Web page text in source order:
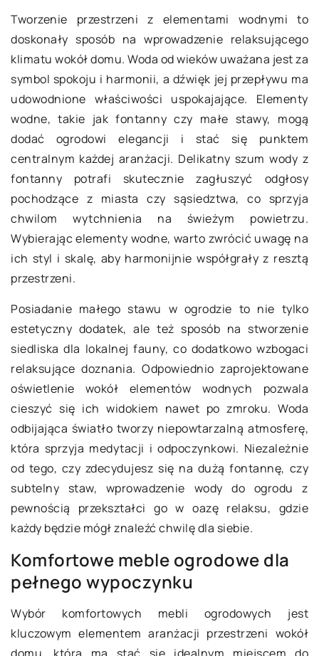
Tworzenie przestrzeni z elementami wodnymi to
doskonały sposób na wprowadzenie relaksującego
klimatu wokół domu. Woda od wieków uważana jest za
symbol spokoju i harmonii, a dźwięk jej przepływu ma
udowodnione właściwości uspokajające. Elementy
wodne, takie jak fontanny czy małe stawy, mogą
dodać ogrodowi elegancji i stać się punktem
centralnym każdej aranżacji. Delikatny szum wody z
fontanny potrafi skutecznie zagłuszyć odgłosy
pochodzące z miasta czy sąsiedztwa, co sprzyja
chwilom wytchnienia na świeżym powietrzu.
Wybierając elementy wodne, warto zwrócić uwagę na
ich styl i skalę, aby harmonijnie współgrały z resztą
przestrzeni.
Posiadanie małego stawu w ogrodzie to nie tylko
estetyczny dodatek, ale też sposób na stworzenie
siedliska dla lokalnej fauny, co dodatkowo wzbogaci
relaksujące doznania. Odpowiednio zaprojektowane
oświetlenie wokół elementów wodnych pozwala
cieszyć się ich widokiem nawet po zmroku. Woda
odbijająca światło tworzy niepowtarzalną atmosferę,
która sprzyja medytacji i odpoczynkowi. Niezależnie
od tego, czy zdecydujesz się na dużą fontannę, czy
subtelny staw, wprowadzenie wody do ogrodu z
pewnością przekształci go w oazę relaksu, gdzie
każdy będzie mógł znaleźć chwilę dla siebie.
Komfortowe meble ogrodowe dla
pełnego wypoczynku
Wybór komfortowych mebli ogrodowych jest
kluczowym elementem aranżacji przestrzeni wokół